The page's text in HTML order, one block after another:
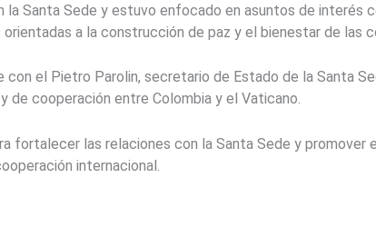
Santa Sede y estuvo enfocado en asuntos de interés
a la construcción de paz y el bienestar de las
con el Pietro Parolin, secretario de Estado de la Santa
de cooperación entre Colombia y el Vaticano.
fortalecer las relaciones con la Santa Sede y promover
internacional.